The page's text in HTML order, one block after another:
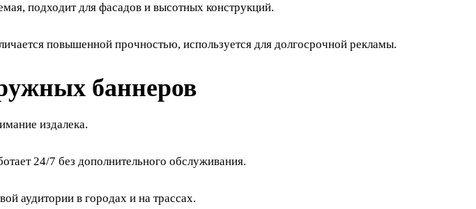
подходит для фасадов и высотных конструкций.
повышенной прочностью, используется для долгосрочной рекламы.
баннеров
издалека.
24/7 без дополнительного обслуживания.
аудитории в городах и на трассах.